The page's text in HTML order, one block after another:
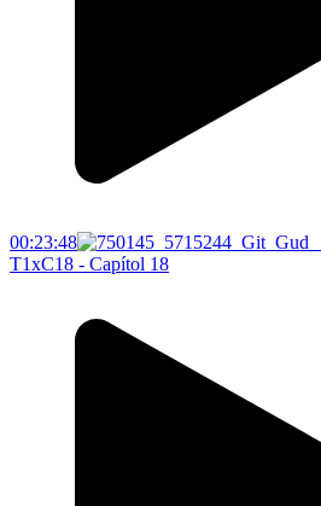
00:23:48
T1xC18 - Capítol 18